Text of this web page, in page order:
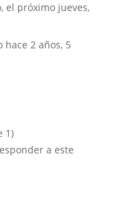
el próximo jueves,
2 años, 5
1)
a este